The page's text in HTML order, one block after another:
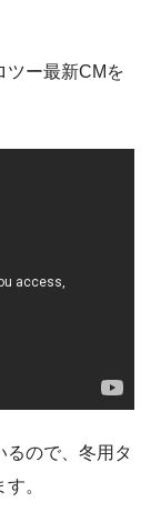
ツー最新CMを
るので、冬用タ
。